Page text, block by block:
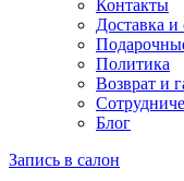
Контакты
Доставка и
Политика
Возврат и
Блог
Запись в салон